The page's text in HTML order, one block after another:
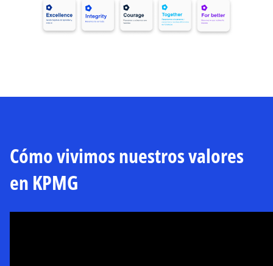
Cómo vivimos nuestros valores
en KPMG